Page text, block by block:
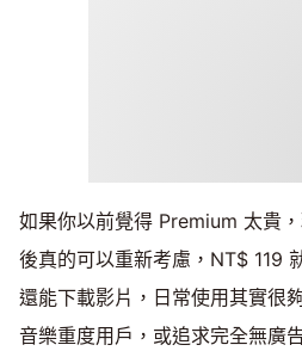
如果你以前覺得 Premium 太貴
後真的可以重新考慮，NT$ 119
還能下載影片，日常使用其實很
音樂重度用戶，或追求完全無廣